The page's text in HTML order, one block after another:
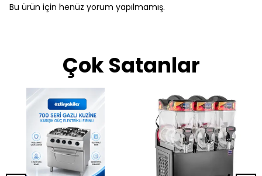
Bu ürün için henüz yorum yapılmamış.
Çok Satanlar